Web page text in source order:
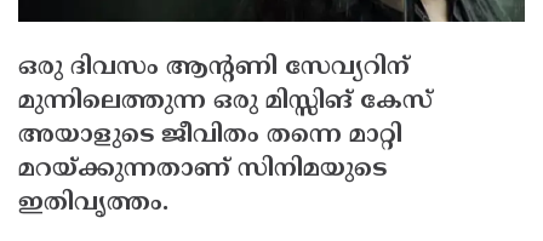
ഒരു ദിവസം ആന്റണി സേവ്യറിന്
മുന്നിലെത്തുന്ന ഒരു മിസ്സിങ് കേസ്
അയാളുടെ ജീവിതം തന്നെ മാറ്റി
മറയ്ക്കുന്നതാണ് സിനിമയുടെ
ഇതിവൃത്തം.